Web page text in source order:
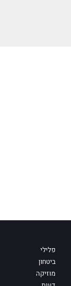
פלילי
ביטחון
מוזיקה